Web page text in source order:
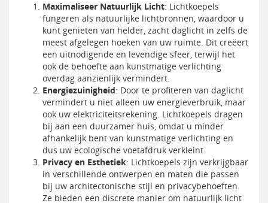
Maximaliseer Natuurlijk Licht: Lichtkoepels
fungeren als natuurlijke lichtbronnen, waardoor u
kunt genieten van helder, zacht daglicht in zelfs de
meest afgelegen hoeken van uw ruimte. Dit creëert
een uitnodigende en levendige sfeer, terwijl het
ook de behoefte aan kunstmatige verlichting
overdag aanzienlijk vermindert.
Energiezuinigheid: Door te profiteren van daglicht
vermindert u niet alleen uw energieverbruik, maar
ook uw elektriciteitsrekening. Lichtkoepels dragen
bij aan een duurzamer huis, omdat u minder
afhankelijk bent van kunstmatige verlichting en
dus uw ecologische voetafdruk verkleint.
Privacy en Esthetiek: Lichtkoepels zijn verkrijgbaar
in verschillende ontwerpen en maten die passen
bij uw architectonische stijl en privacybehoeften.
Ze bieden een discrete manier om natuurlijk licht